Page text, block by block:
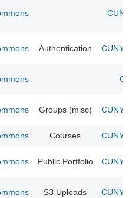
Authentication CUNY
Groups (misc) CUNY
Courses CUNY
Public Portfolio CUNY
S3 Uploads CUNY